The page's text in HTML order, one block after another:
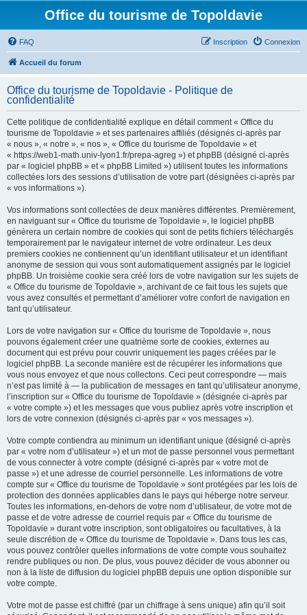
Office du tourisme de Topoldavie
FAQ Connexion
Inscription
Accueil du forum
Office du tourisme de Topoldavie - Politique de
confidentialité
Cette politique de confidentialité explique en détail comment « Office du
tourisme de Topoldavie » et ses partenaires affiliés (désignés ci-après par
« nous », « notre », « nos », « Office du tourisme de Topoldavie » et
« https://web1-math.univ-lyon1.fr/prepa-agreg ») et phpBB (désigné ci-après
par « logiciel phpBB » et « phpBB Limited ») utilisent toutes les informations
collectées lors des sessions d’utilisation de votre part (désignées ci-après par
« vos informations »).
Vos informations sont collectées de deux manières différentes. Premièrement,
en naviguant sur « Office du tourisme de Topoldavie », le logiciel phpBB
génèrera un certain nombre de cookies qui sont de petits fichiers téléchargés
temporairement par le navigateur internet de votre ordinateur. Les deux
premiers cookies ne contiennent qu’un identifiant utilisateur et un identifiant
anonyme de session qui vous sont automatiquement assignés par le logiciel
phpBB. Un troisième cookie sera créé lors de votre navigation sur les sujets de
« Office du tourisme de Topoldavie », archivant de ce fait tous les sujets que
vous avez consultés et permettant d’améliorer votre confort de navigation en
tant qu’utilisateur.
Lors de votre navigation sur « Office du tourisme de Topoldavie », nous
pouvons également créer une quatrième sorte de cookies, externes au
document qui est prévu pour couvrir uniquement les pages créées par le
logiciel phpBB. La seconde manière est de récupérer les informations que
vous nous envoyez et que nous collectons. Ceci peut correspondre — mais
n’est pas limité à — la publication de messages en tant qu’utilisateur anonyme,
l’inscription sur « Office du tourisme de Topoldavie » (désignée ci-après par
« votre compte ») et les messages que vous publiez après votre inscription et
lors de votre connexion (désignés ci-après par « vos messages »).
Votre compte contiendra au minimum un identifiant unique (désigné ci-après
par « votre nom d’utilisateur ») et un mot de passe personnel vous permettant
de vous connecter à votre compte (désigné ci-après par « votre mot de
passe ») et une adresse de courriel personnelle. Les informations de votre
compte sur « Office du tourisme de Topoldavie » sont protégées par les lois de
protection des données applicables dans le pays qui héberge notre serveur.
Toutes les informations, en-dehors de votre nom d’utilisateur, de votre mot de
passe et de votre adresse de courriel requis par « Office du tourisme de
Topoldavie » durant votre inscription, sont obligatoires ou facultatives, à la
seule discrétion de « Office du tourisme de Topoldavie ». Dans tous les cas,
vous pouvez contrôler quelles informations de votre compte vous souhaitez
rendre publiques ou non. De plus, vous pouvez décider de vous abonner ou
non à la liste de diffusion du logiciel phpBB depuis une option disponible sur
votre compte.
Votre mot de passe est chiffré (par un chiffrage à sens unique) afin qu’il soit